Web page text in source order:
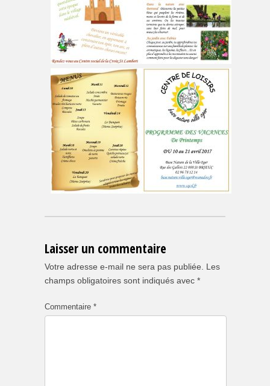
Laisser un commentaire
Votre adresse e-mail ne sera pas publiée.
Les
champs obligatoires sont indiqués avec *
Commentaire *